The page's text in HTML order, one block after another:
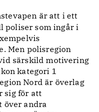
är att i ett
poliser som ingår i
Men polisregion
särskild motivering
kategori 1
Nord är överlag
sig för att
över andra